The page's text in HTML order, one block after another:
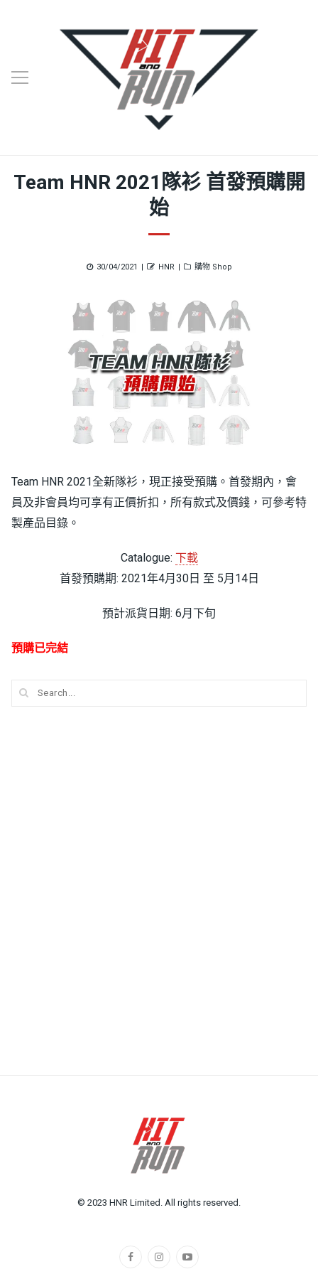
Team HNR 2021隊衫 首發預購開
始
Posted
30/04/2021 Author
HNR Categories
購物 Shop
Team HNR 2021全新隊衫，現正接受預購。首發期內，會
員及非會員均可享有正價折扣，所有款式及價錢，可參考特
製產品目錄。
Catalogue: 下載
首發預購期: 2021年4月30日 至 5月14日
預計派貨日期: 6月下旬
預購已完結
© 2023 HNR Limited. All rights reserved.